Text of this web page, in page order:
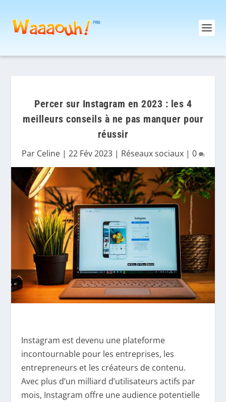
Percer sur Instagram en 2023 : les 4
meilleurs conseils à ne pas manquer pour
réussir
Par Celine| 22 Fév 2023| Réseaux sociaux| 0
Instagram est devenu une plateforme
incontournable pour les entreprises, les
entrepreneurs et les créateurs de contenu.
Avec plus d’un milliard d’utilisateurs actifs par
mois, Instagram offre une audience potentielle